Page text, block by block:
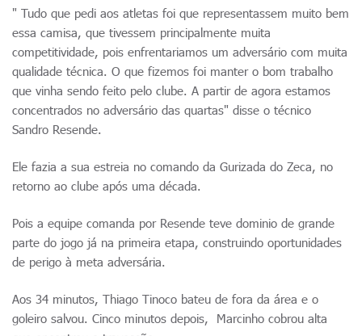
" Tudo que pedi aos atletas foi que representassem muito bem
essa camisa, que tivessem principalmente muita
competitividade, pois enfrentariamos um adversário com muita
qualidade técnica. O que fizemos foi manter o bom trabalho
que vinha sendo feito pelo clube. A partir de agora estamos
concentrados no adversário das quartas" disse o técnico
Sandro Resende.
Ele fazia a sua estreia no comando da Gurizada do Zeca, no
retorno ao clube após uma década.
Pois a equipe comanda por Resende teve dominio de grande
parte do jogo já na primeira etapa, construindo oportunidades
de perigo à meta adversária.
Aos 34 minutos, Thiago Tinoco bateu de fora da área e o
goleiro salvou. Cinco minutos depois, Marcinho cobrou alta